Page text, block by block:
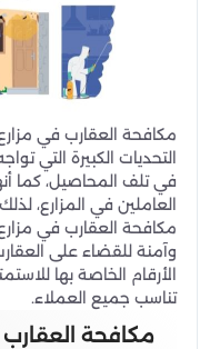
مكافحة العقارب في
التحديات الكبيرة التي
في تلف المحاصيل، كما
العاملين في المزارع،
مكافحة العقارب في
وآمنة للقضاء على
الأرقام الخاصة بها
تناسب جميع العملاء.
مكافحة